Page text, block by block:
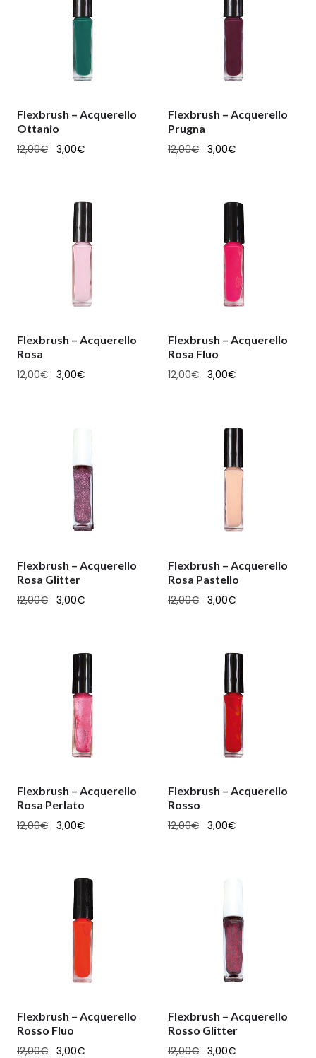
Flexbrush – Acquerello
Ottanio
12,00€ 3,00€
Flexbrush – Acquerello
Prugna
12,00€ 3,00€
Flexbrush – Acquerello
Rosa
12,00€ 3,00€
Flexbrush – Acquerello
Rosa Fluo
12,00€ 3,00€
Flexbrush – Acquerello
Rosa Glitter
12,00€ 3,00€
Flexbrush – Acquerello
Rosa Pastello
12,00€ 3,00€
Flexbrush – Acquerello
Rosa Perlato
12,00€ 3,00€
Flexbrush – Acquerello
Rosso
12,00€ 3,00€
Flexbrush – Acquerello
Rosso Fluo
12,00€ 3,00€
Flexbrush – Acquerello
Rosso Glitter
12,00€ 3,00€